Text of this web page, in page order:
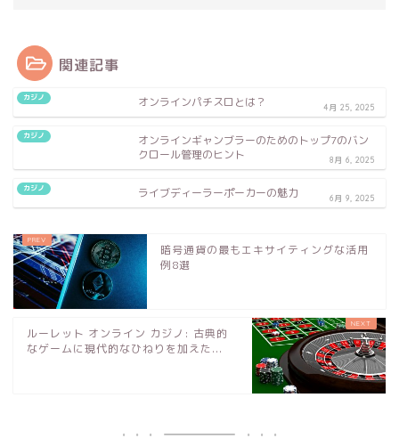
関連記事
カジノ オンラインパチスロとは？ 4月 25, 2025
カジノ
オンラインギャンブラーのためのトップ7のバン
クロール管理のヒント
8月 6, 2025
カジノ ライブディーラーポーカーの魅力 6月 9, 2025
暗号通貨の最もエキサイティングな活用
例8選
ルーレット オンライン カジノ: 古典的
なゲームに現代的なひねりを加えた...